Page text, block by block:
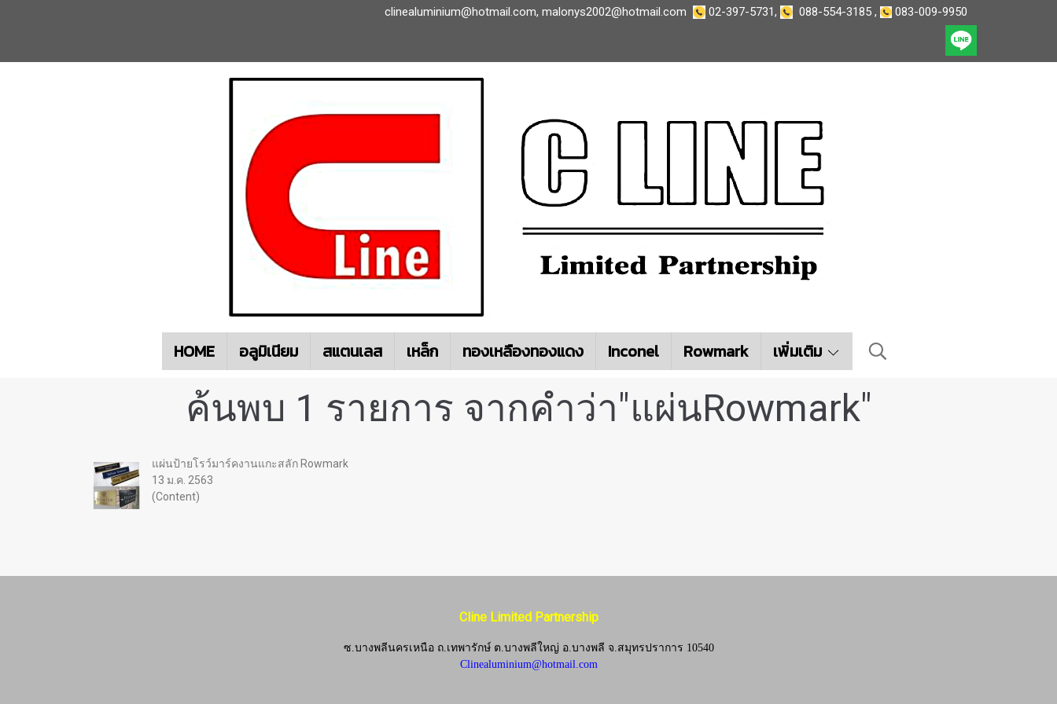
clinealuminium@hotmail.com, malonys2002@hotmail.com 02-397-5731, 088-554-3185 , 083-009-9950
HOME อลูมิเนียม สแตนเลส เหล็ก ทองเหลืองทองแดง Inconel Rowmark เพิ่มเติม
ค้นพบ 1 รายการ จากคำว่า"แผ่นRowmark"
แผ่นป้ายโรว์มาร์คงานแกะสลัก Rowmark
13 ม.ค. 2563
(Content)
Cline Limited Partnership
ซ.บางพลีนครเหนือ ถ.เทพารักษ์ ต.บางพลีใหญ่ อ.บางพลี จ.สมุทรปราการ 10540
Clinealuminium@hotmail.com